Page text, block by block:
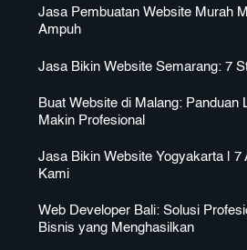
Jasa Pembuatan Website Murah
Ampuh
Jasa Bikin Website Semarang: 7
Buat Website di Malang: Panduan
Makin Profesional
Jasa Bikin Website Yogyakarta | 7
Kami
Web Developer Bali: Solusi
Bisnis yang Menghasilkan